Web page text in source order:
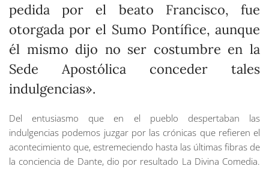
pedida por el beato Francisco, fue
otorgada por el Sumo Pontífice, aunque
él mismo dijo no ser costumbre en la
Sede Apostólica conceder tales
indulgencias».
Del entusiasmo que en el pueblo despertaban las
indulgencias podemos juzgar por las crónicas que refieren el
acontecimiento que, estremeciendo hasta las últimas fibras de
la conciencia de Dante, dio por resultado La Divina Comedia.